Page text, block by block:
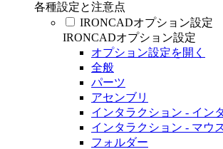
各種設定と注意点
IRONCADオプション設定
IRONCADオプション設定
オプション設定を開く
全般
パーツ
アセンブリ
インタラクション - イン
インタラクション - マウ
フォルダー